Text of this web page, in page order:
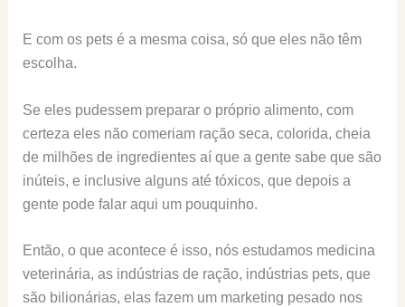
E com os pets é a mesma coisa, só que eles não têm
escolha.
Se eles pudessem preparar o próprio alimento, com
certeza eles não comeriam ração seca, colorida, cheia
de milhões de ingredientes aí que a gente sabe que são
inúteis, e inclusive alguns até tóxicos, que depois a
gente pode falar aqui um pouquinho.
Então, o que acontece é isso, nós estudamos medicina
veterinária, as indústrias de ração, indústrias pets, que
são bilionárias, elas fazem um marketing pesado nos